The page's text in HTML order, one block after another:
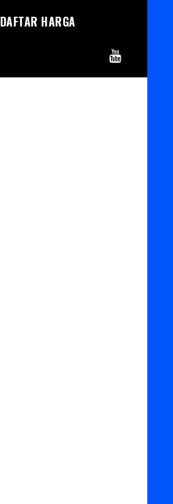
DAFTAR HARGA